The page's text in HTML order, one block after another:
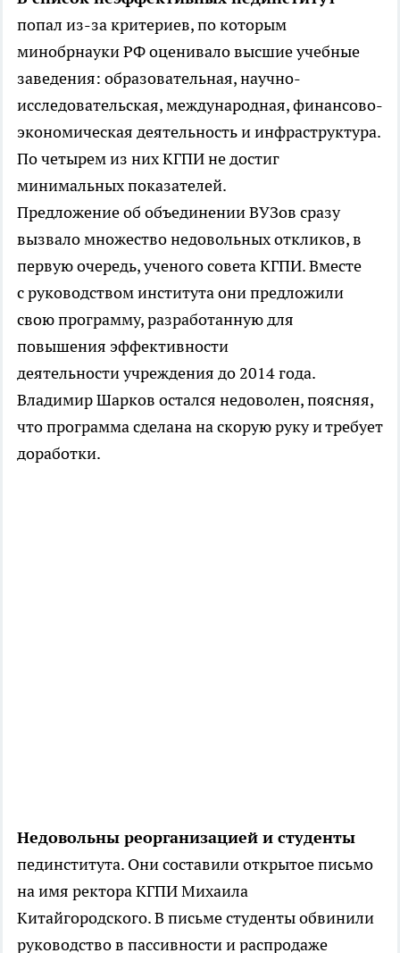
попал из-за критериев, по которым
минобрнауки РФ оценивало высшие учебные
заведения: образовательная, научно-
исследовательская, международная, финансово-
экономическая деятельность и инфраструктура.
По четырем из них КГПИ не достиг
минимальных показателей.
Предложение об объединении ВУЗов сразу
вызвало множество недовольных откликов, в
первую очередь, ученого совета КГПИ. Вместе
с руководством института они предложили
свою программу, разработанную для
повышения эффективности
деятельности учреждения до 2014 года.
Владимир Шарков остался недоволен, поясняя,
что программа сделана на скорую руку и требует
доработки.
Недовольны реорганизацией и студенты
пединститута. Они составили открытое письмо
на имя ректора КГПИ Михаила
Китайгородского. В письме студенты обвинили
руководство в пассивности и распродаже